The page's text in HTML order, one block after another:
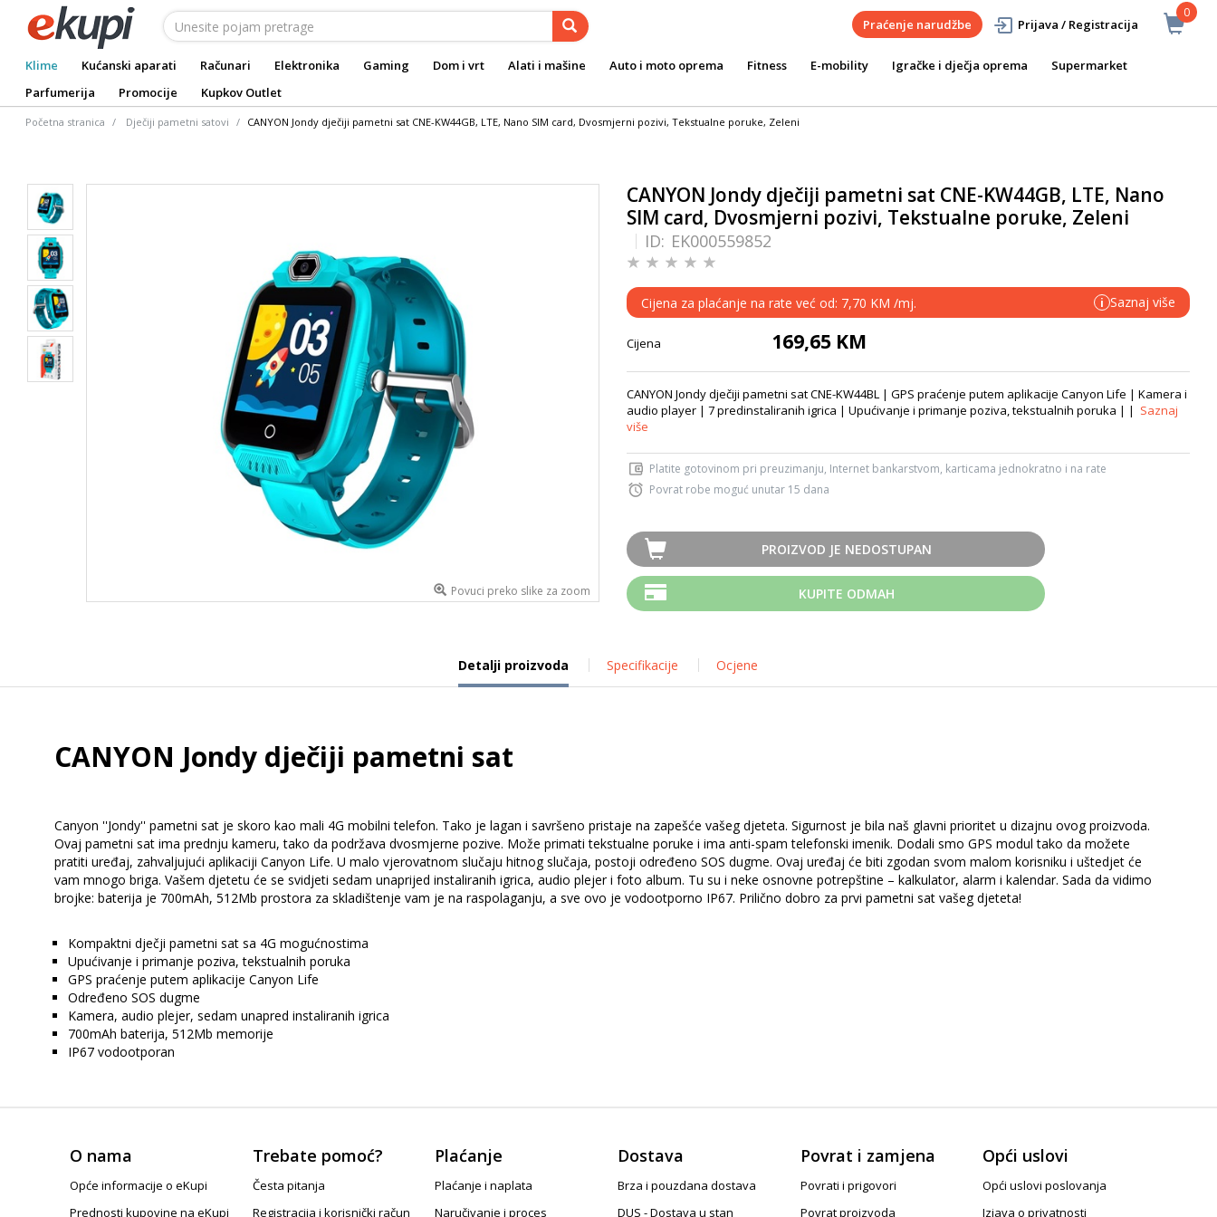
0
Praćenje narudžbe Prijava / Registracija
Klime Kućanski aparati Računari Elektronika Gaming Dom i vrt Alati i mašine Auto i moto oprema Fitness E-mobility Igračke i dječja oprema
Supermarket
Parfumerija
Promocije Kupkov Outlet
Početna stranica Dječiji pametni satovi CANYON Jondy dječiji pametni sat CNE-KW44GB, LTE, Nano SIM card, Dvosmjerni pozivi, Tekstualne poruke, Zeleni
Povuci preko slike za zoom
CANYON Jondy dječiji pametni sat CNE-KW44GB, LTE, Nano
SIM card, Dvosmjerni pozivi, Tekstualne poruke, Zeleni
ID: EK000559852
Cijena za plaćanje na rate već od: 7,70 KM /mj. i Saznaj više
Cijena 169,65 KM
CANYON Jondy dječiji pametni sat CNE-KW44BL | GPS praćenje putem aplikacije Canyon Life | Kamera i
audio player | 7 predinstaliranih igrica | Upućivanje i primanje poziva, tekstualnih poruka | | Saznaj
više
Platite gotovinom pri preuzimanju, Internet bankarstvom, karticama jednokratno i na rate
Povrat robe moguć unutar 15 dana
PROIZVOD JE NEDOSTUPAN
KUPITE ODMAH
Detalji proizvoda Specifikacije Ocjene
CANYON Jondy dječiji pametni sat
Canyon ''Jondy'' pametni sat je skoro kao mali 4G mobilni telefon. Tako je lagan i savršeno pristaje na zapešće vašeg djeteta. Sigurnost je bila naš glavni prioritet u dizajnu ovog proizvoda.
Ovaj pametni sat ima prednju kameru, tako da podržava dvosmjerne pozive. Može primati tekstualne poruke i ima anti-spam telefonski imenik. Dodali smo GPS modul tako da možete
pratiti uređaj, zahvaljujući aplikaciji Canyon Life. U malo vjerovatnom slučaju hitnog slučaja, postoji određeno SOS dugme. Ovaj uređaj će biti zgodan svom malom korisniku i uštedjet će
vam mnogo briga. Vašem djetetu će se svidjeti sedam unaprijed instaliranih igrica, audio plejer i foto album. Tu su i neke osnovne potrepštine – kalkulator, alarm i kalendar. Sada da vidimo
brojke: baterija je 700mAh, 512Mb prostora za skladištenje vam je na raspolaganju, a sve ovo je vodootporno IP67. Prilično dobro za prvi pametni sat vašeg djeteta!
Kompaktni dječji pametni sat sa 4G mogućnostima
Upućivanje i primanje poziva, tekstualnih poruka
GPS praćenje putem aplikacije Canyon Life
Određeno SOS dugme
Kamera, audio plejer, sedam unapred instaliranih igrica
700mAh baterija, 512Mb memorije
IP67 vodootporan
O nama
Opće informacije o eKupi
Prednosti kupovine na eKupi
Trebate pomoć?
Česta pitanja
Registracija i korisnički račun
Plaćanje
Plaćanje i naplata
Naručivanje i proces
Dostava
Brza i pouzdana dostava
DUS - Dostava u stan
Povrat i zamjena
Povrati i prigovori
Povrat proizvoda
Opći uslovi
Opći uslovi poslovanja
Izjava o privatnosti